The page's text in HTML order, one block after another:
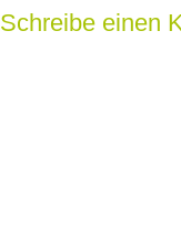
Schreibe einen